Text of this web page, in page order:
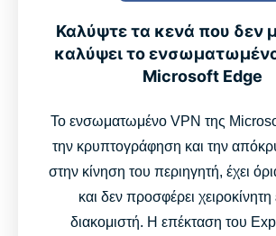
Γιατί οι χρήστες του Edge προτιμούν
αντί των δωρεάν εναλλακτικών
Σχόλια χρηστών: Δείτε τι αναφέρουν οι
Προσθέστε τώρα το ExpressVPN στον
Καλύψτε τα κενά που δεν
καλύψει το
Microsoft Edge
Το ενσωματωμένο VPN της
την κρυπτογράφηση και την
στην κίνηση του περιηγητή, έχει
και δεν προσφέρει χειροκίνητη
διακομιστή. Η επέκταση του